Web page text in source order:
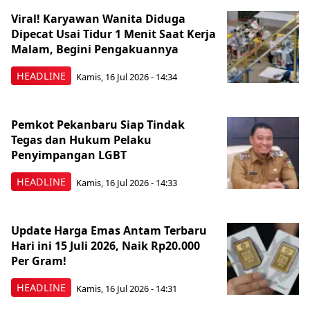
HEADLINE
Viral! Karyawan Wanita Diduga
Dipecat Usai Tidur 1 Menit Saat Kerja
Malam, Begini Pengakuannya
Kamis, 16 Jul 2026 - 14:34
HEADLINE
Pemkot Pekanbaru Siap Tindak
Tegas dan Hukum Pelaku
Penyimpangan LGBT
Kamis, 16 Jul 2026 - 14:33
HEADLINE
Update Harga Emas Antam Terbaru
Hari ini 15 Juli 2026, Naik Rp20.000
Per Gram!
Kamis, 16 Jul 2026 - 14:31